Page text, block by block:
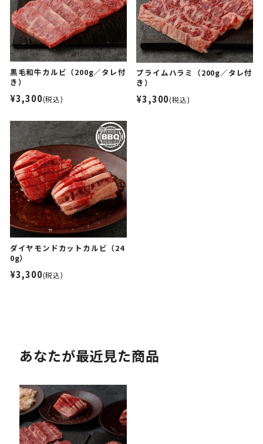
黒毛和牛カルビ（200g／タレ付
き）
¥3,300(税込)
プライムハラミ（200g／タレ付
き）
¥3,300(税込)
ダイヤモンドカットカルビ（24
0g）
¥3,300(税込)
あなたが最近見た商品